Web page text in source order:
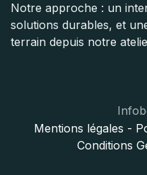
Notre approche : un
solutions durables, et
terrain depuis notre
Mentions légales -
Conditions